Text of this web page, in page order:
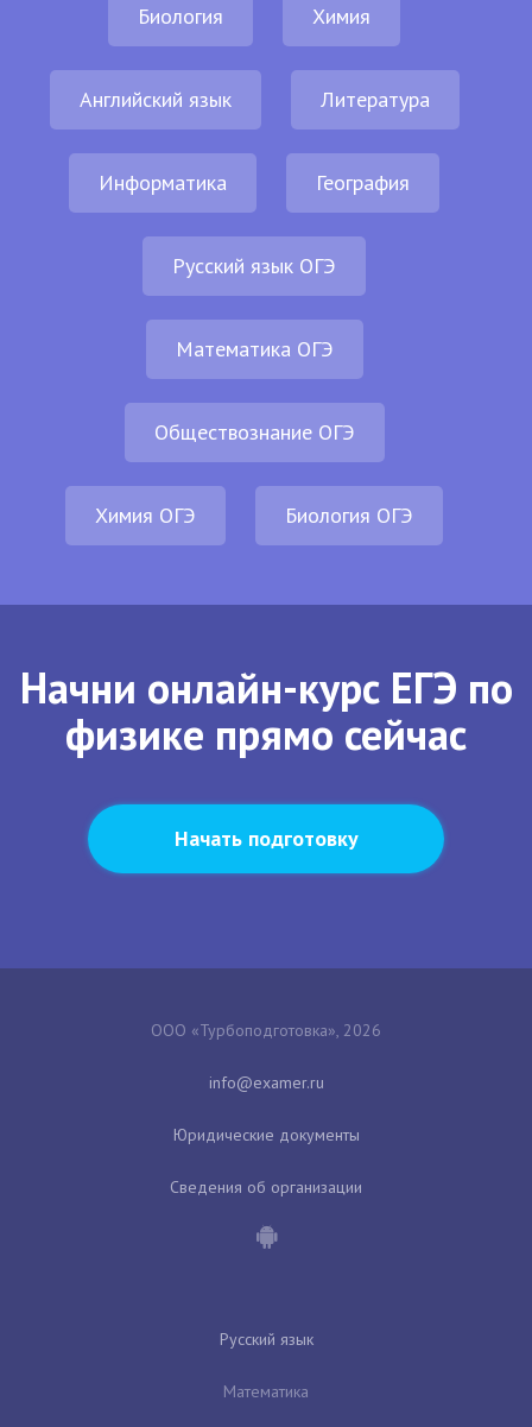
Биология Химия
Английский язык Литература
Информатика География
Русский язык ОГЭ
Математика ОГЭ
Обществознание ОГЭ
Химия ОГЭ Биология ОГЭ
Начни онлайн-курс ЕГЭ по
физике прямо сейчас
Начать подготовку
ООО «Турбоподготовка», 2026
Юридические документы
Сведения об организации
Русский язык
Математика